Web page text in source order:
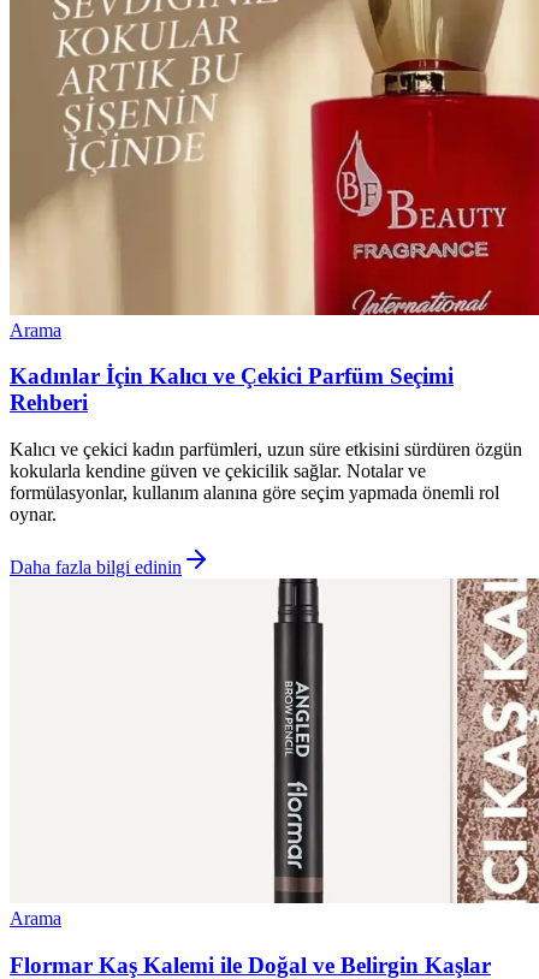
Arama
Kadınlar İçin Kalıcı ve Çekici Parfüm Seçimi
Rehberi
Kalıcı ve çekici kadın parfümleri, uzun süre etkisini sürdüren özgün
kokularla kendine güven ve çekicilik sağlar. Notalar ve
formülasyonlar, kullanım alanına göre seçim yapmada önemli rol
oynar.
Daha fazla bilgi edinin
Arama
Flormar Kaş Kalemi ile Doğal ve Belirgin Kaşlar